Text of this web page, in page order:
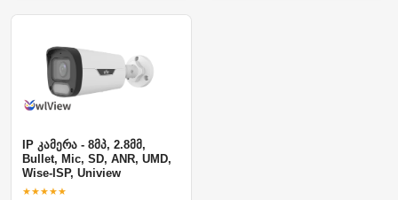
IP კამერა - 8მპ, 2.8მმ,
Bullet, Mic, SD, ANR, UMD,
Wise-ISP, Uniview
★★★★★